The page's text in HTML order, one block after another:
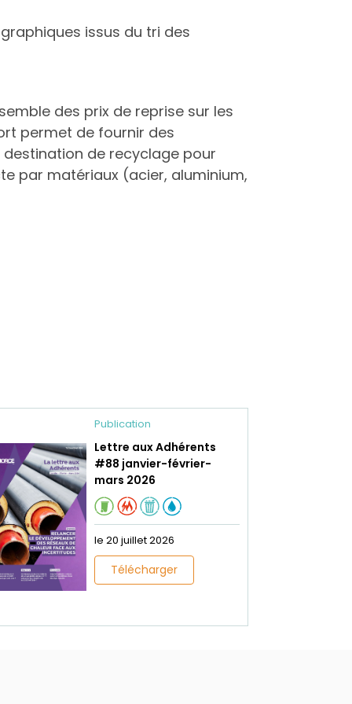
issus du tri des
des prix de reprise sur les
permet de fournir des
de recyclage pour
par matériaux (acier, aluminium,
Publication
Lettre aux Adhérents
#88 janvier-février-
mars 2026
le 20 juillet 2026
Télécharger